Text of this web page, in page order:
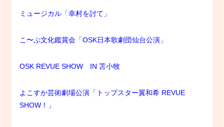
ミュージカル「幸村を討て」
こ〜ぷ文化鑑賞会「OSK日本歌劇団仙台公演」
OSK REVUE SHOW IN 苫小牧
よこすか芸術劇場公演「トップスター翼和希 REVUE
SHOW！」